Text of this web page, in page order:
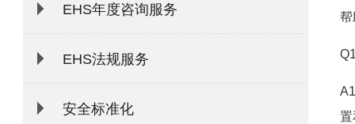
EHS年度咨询服务
EHS法规服务
安全标准化